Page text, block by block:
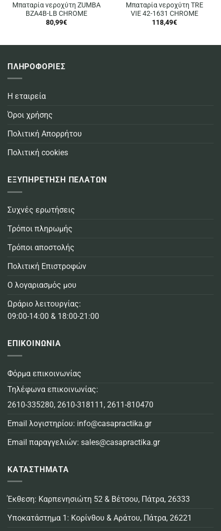
Μπαταρία νεροχύτη ZUMBA
BZA4B-LB CHROME
80,99€
Μπαταρία νεροχύτη TRE
VIE 42-1631 CHROME
118,49€
ΠΛΗΡΟΦΟΡΙΕΣ
Η εταιρεία
Όροι χρήσης
Πολιτική Απορρήτου
Πολιτική cookies
ΕΞΥΠΗΡΕΤΗΣΗ ΠΕΛΑΤΩΝ
Συχνές ερωτήσεις
Τρόποι πληρωμής
Τρόποι αποστολής
Πολιτική Επιστροφών
Ο λογαριασμός μου
Ωράριο λειτουργίας:
09:00-14:00 & 18:00-21:00
ΕΠΙΚΟΙΝΩΝΙΑ
Φόρμα επικοινωνίας
Τηλέφωνα επικοινωνίας:
2610-335280, 2610-318111 , 2611-810470
Email λογιστηρίου: info@casapractika.gr
Email παραγγελιών: sales@casapractika.gr
ΚΑΤΑΣΤΗΜΑΤΑ
Έκθεση: Καρπενησιώτη 52 & Βέτσου, Πάτρα, 26333
Υποκατάστημα 1: Κορίνθου & Αράτου, Πάτρα, 26221